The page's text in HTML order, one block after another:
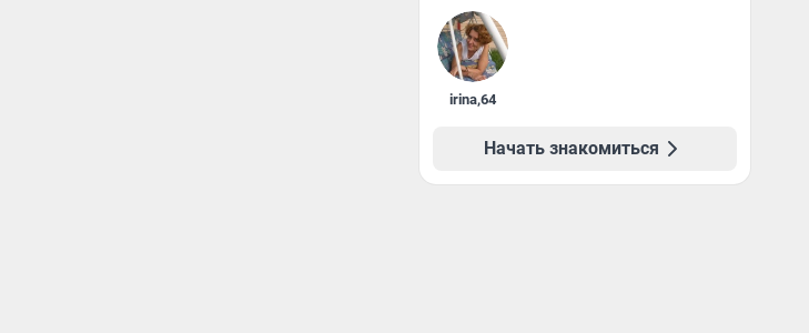
irina,64
Начать знакомиться